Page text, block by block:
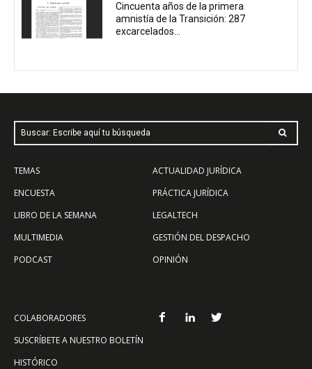
Cincuenta años de la primera
amnistía de la Transición: 287
excarcelados...
Buscar: Escribe aquí tu búsqueda
TEMAS
ENCUESTA
LIBRO DE LA SEMANA
MULTIMEDIA
PODCAST
ACTUALIDAD JURÍDICA
PRÁCTICA JURÍDICA
LEGALTECH
GESTIÓN DEL DESPACHO
OPINIÓN
COLABORADORES
SUSCRÍBETE A NUESTRO BOLETÍN
HISTÓRICO